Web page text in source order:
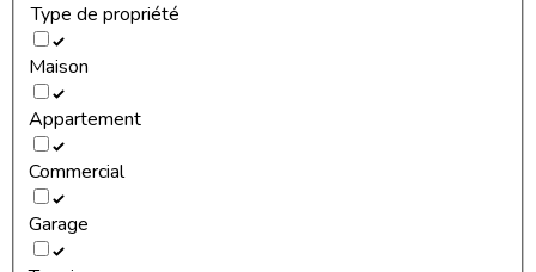
Type de propriété
Maison
Appartement
Commercial
Garage